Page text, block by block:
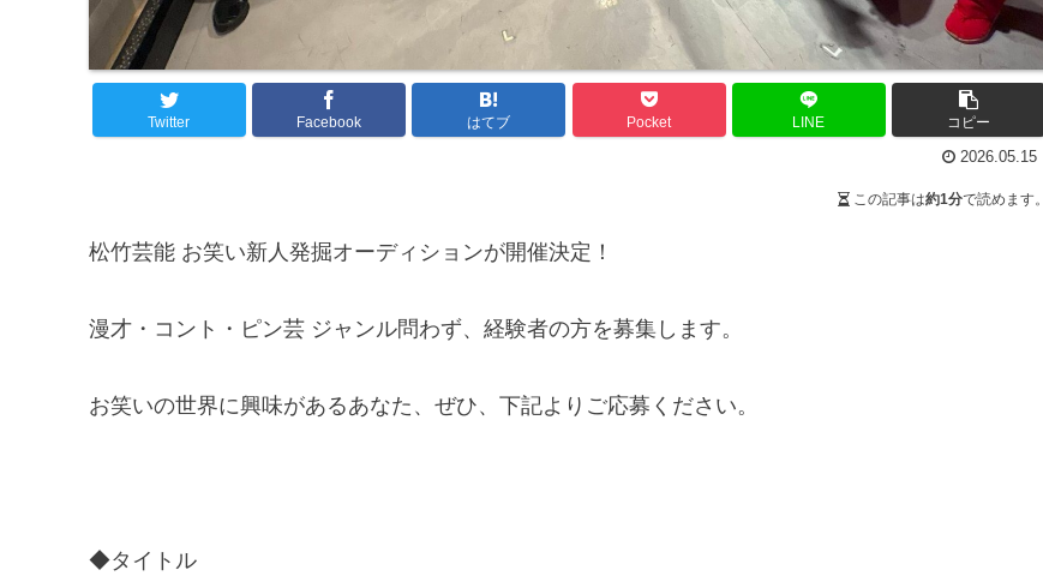
Twitter Facebook はてブ Pocket LINE コピー
2026.05.15
この記事は約1分で読めます。
松竹芸能 お笑い新人発掘オーディションが開催決定！
漫才・コント・ピン芸 ジャンル問わず、経験者の方を募集します。
お笑いの世界に興味があるあなた、ぜひ、下記よりご応募ください。
◆タイトル